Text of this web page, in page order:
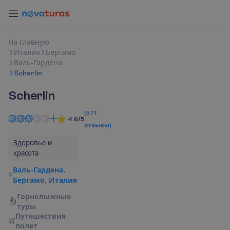
На главную
Италия
Бергамо
Валь-Гардена
Scherlin
Scherlin
4.6/5
(571
отзывы)
Здоровье и
красота
Валь-Гардена,
Бергамо, Италия
Горнолыжные
туры
Путешествия
полет